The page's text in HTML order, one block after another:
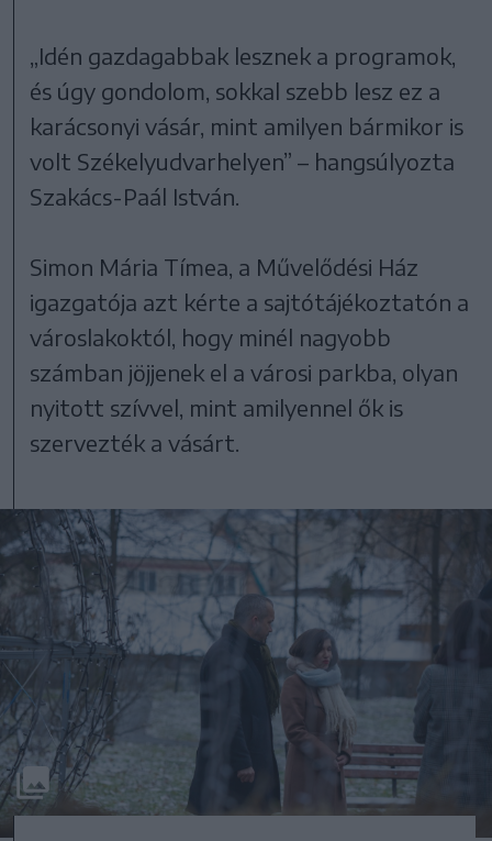
„Idén gazdagabbak lesznek a programok,
és úgy gondolom, sokkal szebb lesz ez a
karácsonyi vásár, mint amilyen bármikor is
volt Székelyudvarhelyen” – hangsúlyozta
Szakács-Paál István.
Simon Mária Tímea, a Művelődési Ház
igazgatója azt kérte a sajtótájékoztatón a
városlakoktól, hogy minél nagyobb
számban jöjjenek el a városi parkba, olyan
nyitott szívvel, mint amilyennel ők is
szervezték a vásárt.